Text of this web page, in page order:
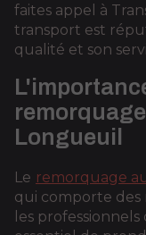
faites appel à
transport est
qualité et son
Longueuil
Le remorquage
qui comporte
les